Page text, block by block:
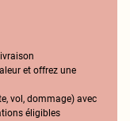
et offrez une
vol, dommage) avec
éligibles